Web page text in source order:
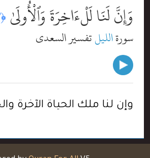
وَإِنَّ لَنَا لَلْءَاخِرَةَ وَٱلْأُولَىٰ ﴿١٣﴾
سورةالليلتفسير السعدي
وإن لنا ملك الحياة الآخرة